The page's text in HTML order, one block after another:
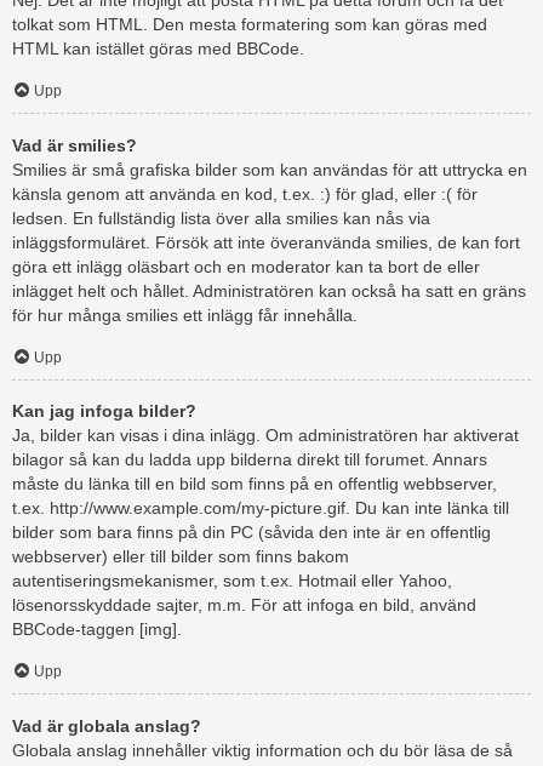
tolkat som HTML. Den mesta formatering som kan göras med
HTML kan istället göras med BBCode.
Upp
Vad är smilies?
Smilies är små grafiska bilder som kan användas för att uttrycka en
känsla genom att använda en kod, t.ex. :) för glad, eller :( för
ledsen. En fullständig lista över alla smilies kan nås via
inläggsformuläret. Försök att inte överanvända smilies, de kan fort
göra ett inlägg oläsbart och en moderator kan ta bort de eller
inlägget helt och hållet. Administratören kan också ha satt en gräns
för hur många smilies ett inlägg får innehålla.
Upp
Kan jag infoga bilder?
Ja, bilder kan visas i dina inlägg. Om administratören har aktiverat
bilagor så kan du ladda upp bilderna direkt till forumet. Annars
måste du länka till en bild som finns på en offentlig webbserver,
t.ex. http://www.example.com/my-picture.gif. Du kan inte länka till
bilder som bara finns på din PC (såvida den inte är en offentlig
webbserver) eller till bilder som finns bakom
autentiseringsmekanismer, som t.ex. Hotmail eller Yahoo,
lösenorsskyddade sajter, m.m. För att infoga en bild, använd
BBCode-taggen [img].
Upp
Vad är globala anslag?
Globala anslag innehåller viktig information och du bör läsa de så